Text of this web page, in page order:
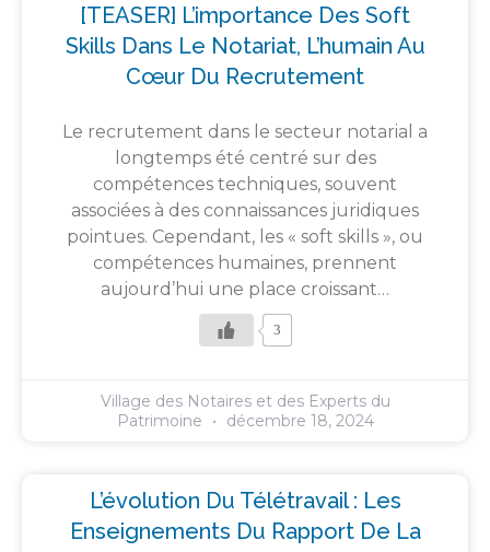
[TEASER] L’importance Des Soft
Skills Dans Le Notariat, L’humain Au
Cœur Du Recrutement
Le recrutement dans le secteur notarial a
longtemps été centré sur des
compétences techniques, souvent
associées à des connaissances juridiques
pointues. Cependant, les « soft skills », ou
compétences humaines, prennent
aujourd’hui une place croissant…
3
Village des Notaires et des Experts du
Patrimoine
décembre 18, 2024
L’évolution Du Télétravail : Les
Enseignements Du Rapport De La